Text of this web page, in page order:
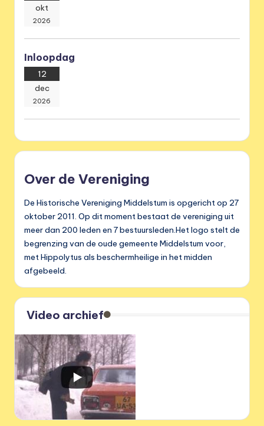
okt
2026
Inloopdag
12
dec
2026
Over de Vereniging
De Historische Vereniging Middelstum is opgericht op 27
oktober 2011. Op dit moment bestaat de vereniging uit
meer dan 200 leden en 7 bestuursleden.Het logo stelt de
begrenzing van de oude gemeente Middelstum voor,
met Hippolytus als beschermheilige in het midden
afgebeeld.
Video archief